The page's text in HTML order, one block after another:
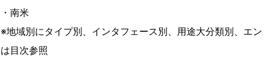
・南米
※地域別にタイプ別、インタフェース別、用途大分類別、エ
は目次参照